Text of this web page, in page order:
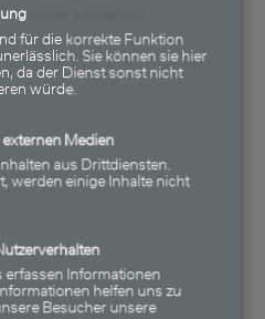
oder
haben
stellt
oder Empfehlung
sind mit
dem Risiko
des
verbunden.
vor jeder
für die korrekte Funktion
Sie können sie hier
da der Dienst sonst nicht
würde.
Medien
aus Drittdiensten.
werden einige Inhalte nicht
erfassen Informationen
helfen uns zu
Besucher unsere